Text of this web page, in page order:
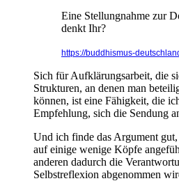
Eine Stellungnahme zur
denkt Ihr?
https://buddhismus-
Sich für Aufklärungsarbeit, die
Strukturen, an denen man
können, ist eine Fähigkeit, die
Empfehlung, sich die Sendung
Und ich finde das Argument
auf einige wenige Köpfe
anderen dadurch die
Selbstreflexion abgenommen